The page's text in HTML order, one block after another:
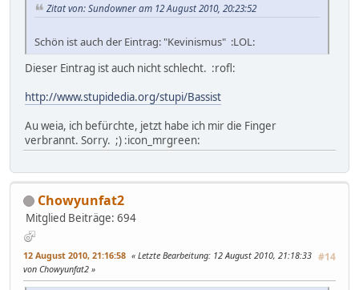
Zitat von: Sundowner am 12 August 2010, 20:23:52
Schön ist auch der Eintrag: "Kevinismus" :LOL:
Dieser Eintrag ist auch nicht schlecht. :rofl:
http://www.stupidedia.org/stupi/Bassist
Au weia, ich befürchte, jetzt habe ich mir die Finger
verbrannt. Sorry. ;) :icon_mrgreen:
Chowyunfat2
Mitglied Beiträge: 694
12 August 2010, 21:16:58 #14
Letzte Bearbeitung: 12 August 2010, 21:18:33
von Chowyunfat2